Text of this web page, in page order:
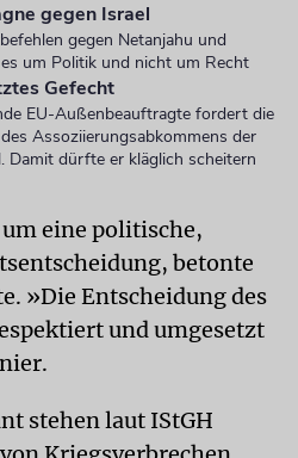
gegen Israel
gegen Netanjahu und
um Politik und nicht um Recht
Gefecht
EU-Außenbeauftragte fordert die
Assoziierungsabkommens der
Damit dürfte er kläglich scheitern
eine politische,
betonte
»Die Entscheidung des
und umgesetzt
stehen laut IStGH